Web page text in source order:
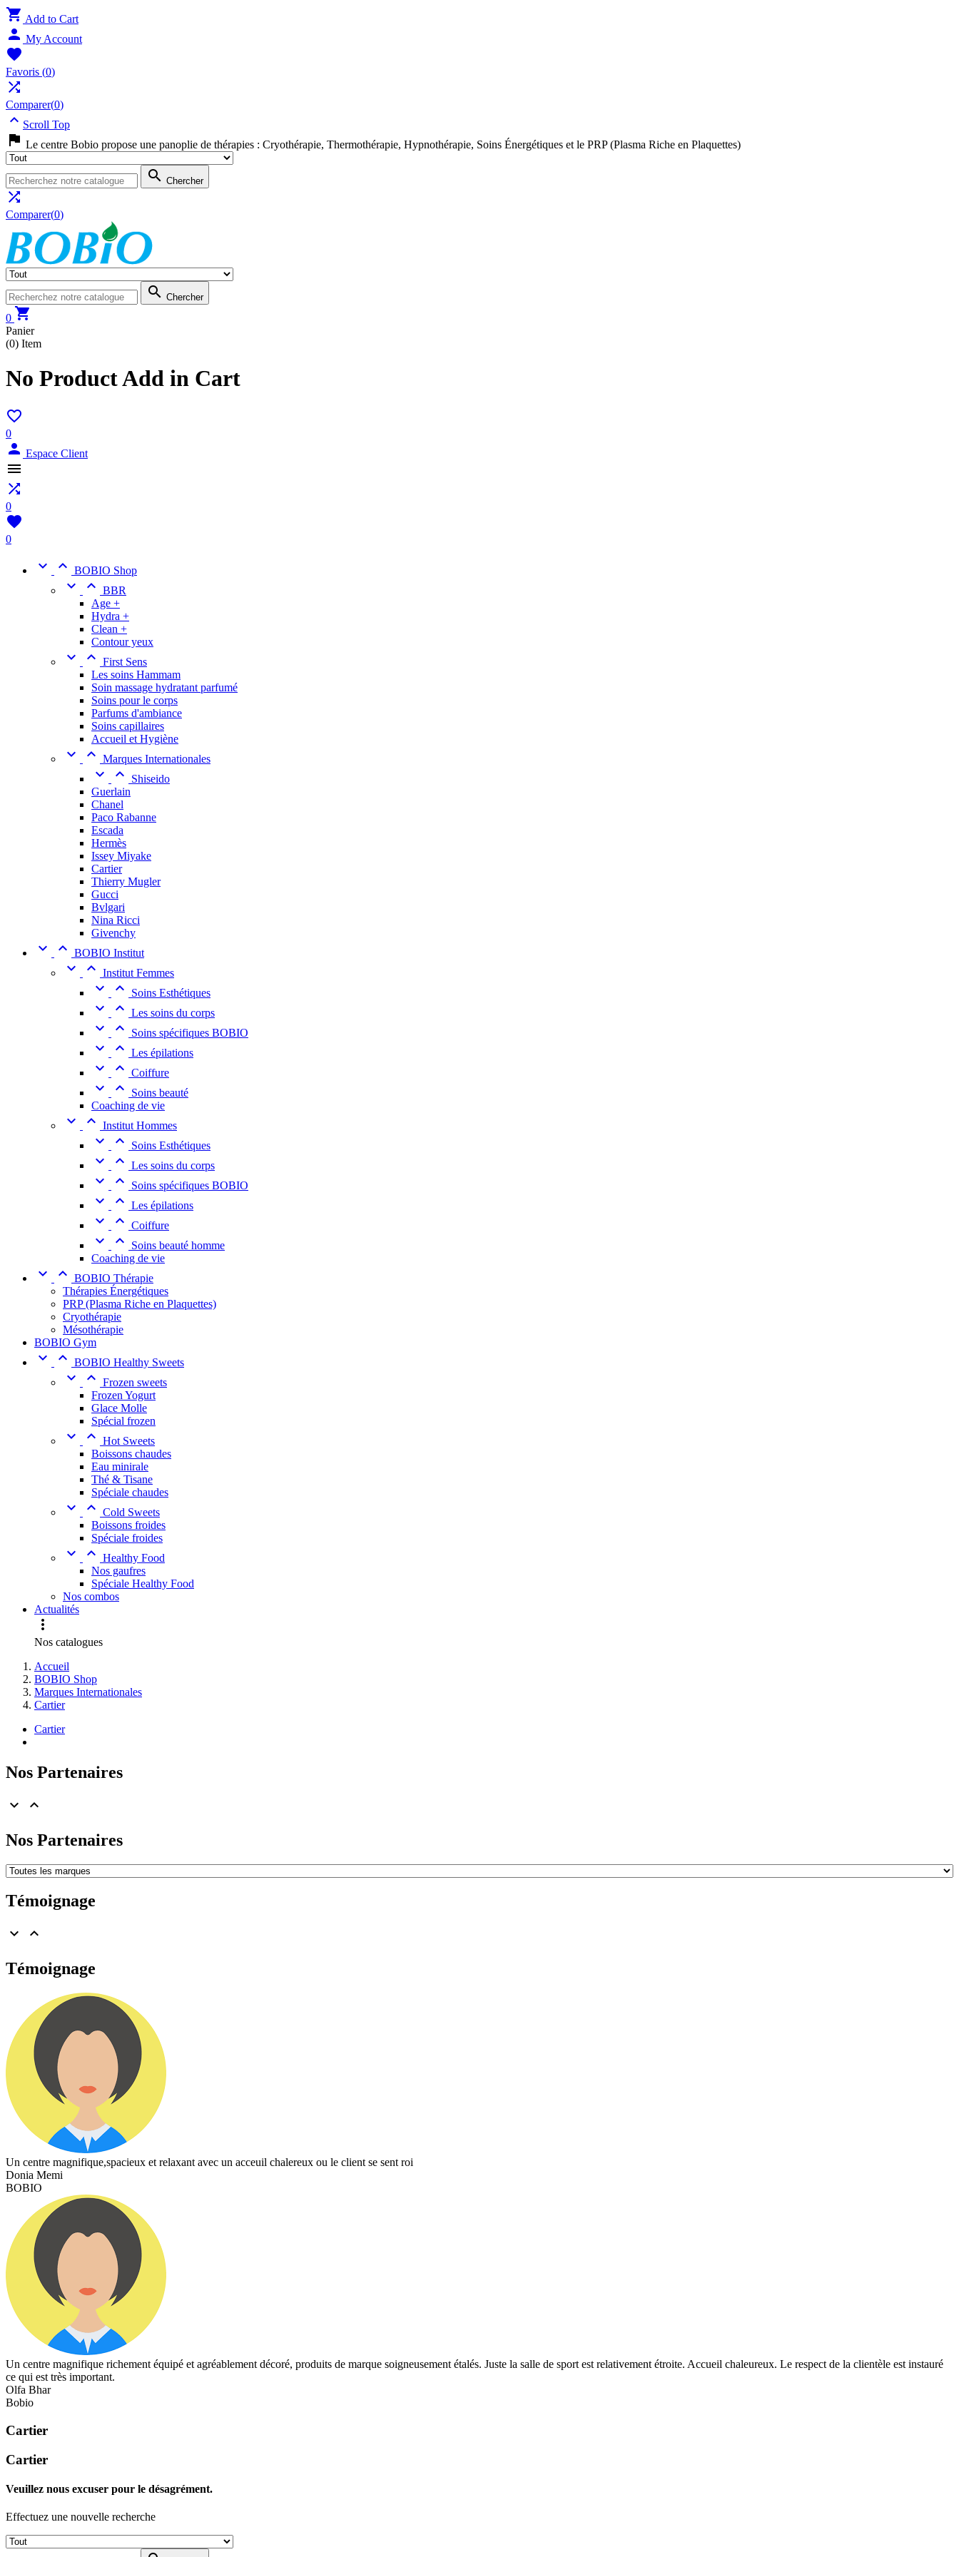
 Add to Cart
 My Account

Favoris (0)

Comparer(0)
 Scroll Top
 Le centre Bobio propose une panoplie de thérapies : Cryothérapie, Thermothérapie, Hypnothérapie, Soins Énergétiques et le PRP (Plasma Riche en Plaquettes)
 Chercher

Comparer(0)
 Chercher
0 
Panier
(0) Item
No Product Add in Cart

0
 Espace Client


0

0
  BOBIO Shop
  BBR
Age +
Hydra +
Clean +
Contour yeux
  First Sens
Les soins Hammam
Soin massage hydratant parfumé
Soins pour le corps
Parfums d'ambiance
Soins capillaires
Accueil et Hygiène
  Marques Internationales
 
Shiseido
Guerlain
Chanel
Paco Rabanne
Escada
Hermès
Issey Miyake
Cartier
Thierry Mugler
Gucci
Bvlgari
Nina Ricci
Givenchy
  BOBIO Institut
  Institut Femmes
  Soins Esthétiques
  Les soins du corps
  Soins spécifiques BOBIO
  Les épilations
  Coiffure
 
Soins beauté
Coaching de vie
  Institut Hommes
  Soins Esthétiques
  Les soins du corps
  Soins spécifiques BOBIO
  Les épilations
  Coiffure
 
Soins beauté homme
Coaching de vie
  BOBIO Thérapie
Thérapies Énergétiques
PRP (Plasma Riche en Plaquettes)
Cryothérapie
Mésothérapie
BOBIO Gym
  BOBIO Healthy Sweets
  Frozen sweets
Frozen Yogurt
Glace Molle
Spécial frozen
  Hot Sweets
Boissons chaudes
Eau minirale
Thé & Tisane
Spéciale chaudes
  Cold Sweets
Boissons froides
Spéciale froides
  Healthy Food
Nos gaufres
Spéciale Healthy Food
Nos combos
Actualités

Nos catalogues
Accueil
BOBIO Shop
Marques Internationales
Cartier
Cartier
Nos Partenaires
 
Nos Partenaires
Témoignage
 
Témoignage
Un centre magnifique,spacieux et relaxant avec un acceuil chalereux ou le client se sent roi
Donia Memi
BOBIO
Un centre magnifique richement équipé et agréablement décoré, produits de marque soigneusement étalés. Juste la salle de sport est relativement étroite. Accueil chaleureux. Le respect de la clientèle est instauré
ce qui est très important.
Olfa Bhar
Bobio
Cartier
Cartier
Veuillez nous excuser pour le désagrément.
Effectuez une nouvelle recherche